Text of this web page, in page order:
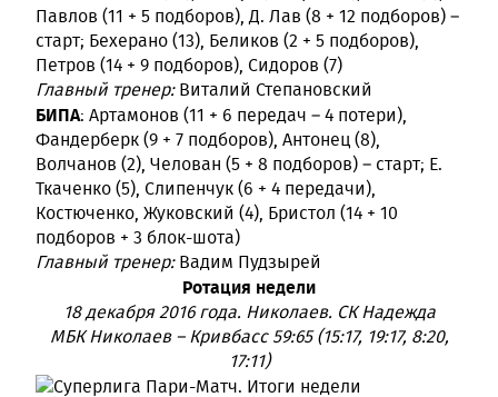
Павлов (11 + 5 подборов), Д. Лав (8 + 12 подборов) –
старт; Бехерано (13), Беликов (2 + 5 подборов),
Петров (14 + 9 подборов), Сидоров (7)
Главный тренер:Виталий Степановский
БИПА: Артамонов (11 + 6 передач – 4 потери),
Фандерберк (9 + 7 подборов), Антонец (8),
Волчанов (2), Челован (5 + 8 подборов) – старт; Е.
Ткаченко (5), Слипенчук (6 + 4 передачи),
Костюченко, Жуковский (4), Бристол (14 + 10
подборов + 3 блок-шота)
Главный тренер:Вадим Пудзырей
Ротация недели
18 декабря 2016 года. Николаев. СК Надежда
МБК Николаев – Кривбасс 59:65 (15:17, 19:17, 8:20,
17:11)